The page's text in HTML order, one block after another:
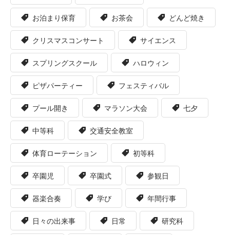
お泊まり保育 お茶会 どんど焼き
クリスマスコンサート サイエンス
スプリングスクール ハロウィン
ピザパーティー フェスティバル
プール開き マラソン大会 七夕
中等科 交通安全教室
体育ローテーション 初等科
卒園児 卒園式 参観日
器楽合奏 学び 年間行事
日々の出来事 日常 研究科